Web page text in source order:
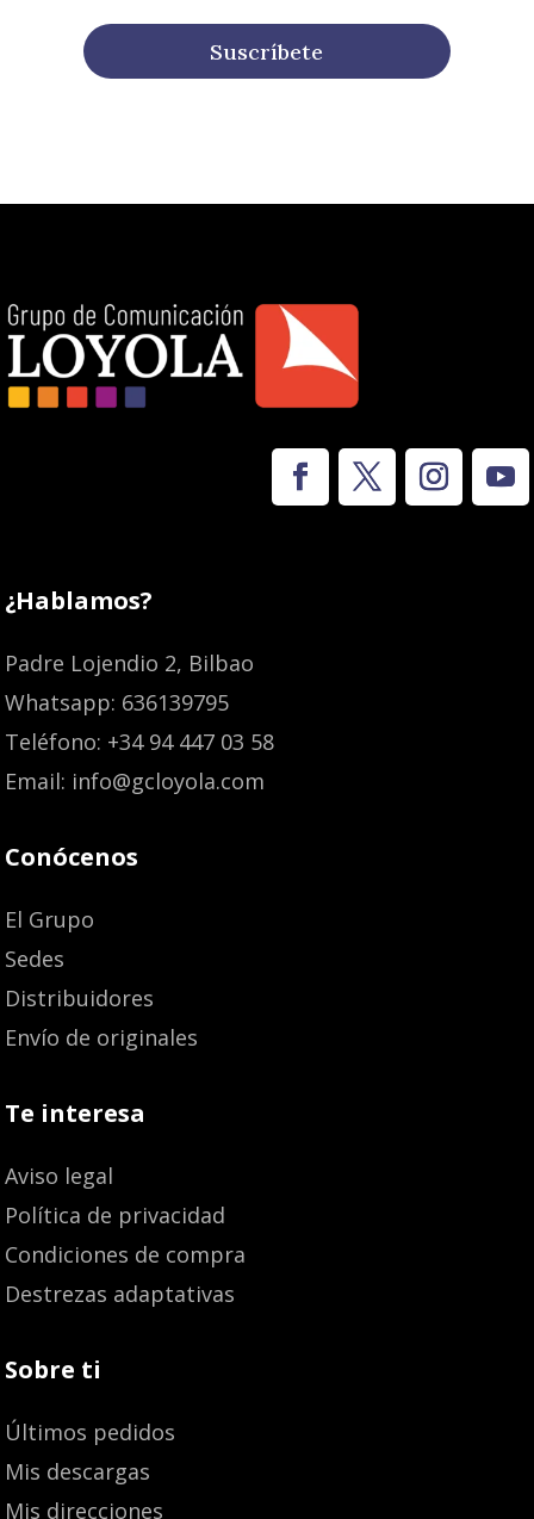
Suscríbete
¿Hablamos?
Padre Lojendio 2, Bilbao
Whatsapp: 636139795
Teléfono: +34 94 447 03 58
Email: info@gcloyola.com
Conócenos
El Grupo
Sedes
Distribuidores
Envío de originales
Te interesa
Aviso legal
Política de privacidad
Condiciones de compra
Destrezas adaptativas
Sobre ti
Últimos pedidos
Mis descargas
Mis direcciones